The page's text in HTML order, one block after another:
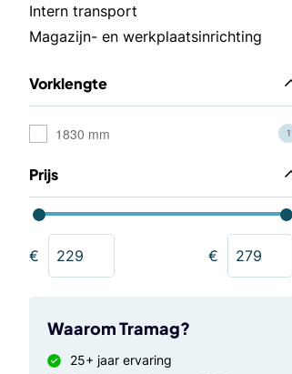
Intern transport
Magazijn- en werkplaatsinrichting
Vorklengte
1830 mm 1
Prijs
€ €
Waarom Tramag?
25+ jaar ervaring